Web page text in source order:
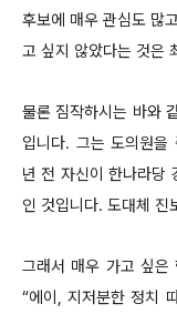
후보에 매우 관심도 많
고 싶지 않았다는 것은
물론 짐작하시는 바와
입니다. 그는 도의원
년 전 자신이 한나라당
인 것입니다. 도대체 진
그래서 매우 가고 싶은
“에이, 지저분한 정치